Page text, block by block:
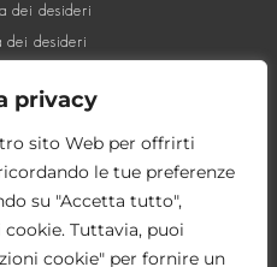
privacy
sito Web per offrirti
le tue preferenze
su "Accetta tutto",
cookie. Tuttavia, puoi
cookie" per fornire un
dei desideri
dei desideri